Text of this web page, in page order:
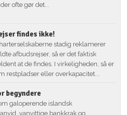
ofte gør det...
findes ikke!
stadig reklamerer
afbudsrejser, så er det faktisk
at de findes. I virkeligheden, så er
restpladser eller overkapacitet...
begyndere
galoperende islandsk
vanvittige bankkrak og